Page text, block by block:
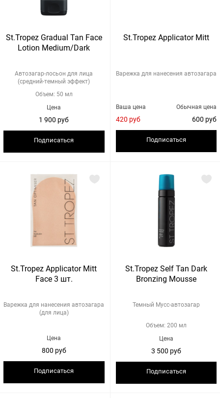
St.Tropez Gradual Tan Face
Lotion Medium/Dark
Автозагар-лосьон для лица
(средний-темный эффект)
Объем: 50 мл
Цена
1 900 руб
Подписаться
St.Tropez Applicator Mitt
Варежка для нанесения автозагара
Обычная цена
600 руб
Ваша цена
420 руб
Подписаться
St.Tropez Applicator Mitt
Face 3 шт.
Варежка для нанесения автозагара
(для лица)
Цена
800 руб
Подписаться
St.Tropez Self Tan Dark
Bronzing Mousse
Темный Мусс-автозагар
Объем: 200 мл
Цена
3 500 руб
Подписаться